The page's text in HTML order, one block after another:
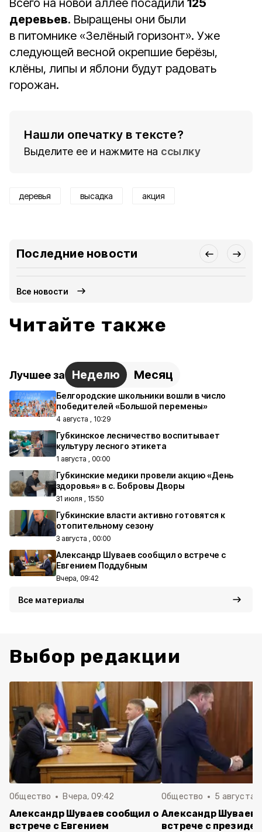
Всего на новой аллее посадили 125
деревьев. Выращены они были
в питомнике «Зелёный горизонт». Уже
следующей весной окрепшие берёзы,
клёны, липы и яблони будут радовать
горожан.
Нашли опечатку в тексте?
Выделите ее и нажмите на ссылку
деревья высадка акция
Последние новости
Все новости
Читайте также
Лучшее за Неделю Месяц
Белгородские школьники вошли в число
победителей «Большой перемены»
4 августа , 10:29
Губкинское лесничество воспитывает
культуру лесного этикета
1 августа , 00:00
Губкинские медики провели акцию «День
здоровья» в с. Бобровы Дворы
31 июля , 15:50
Губкинские власти активно готовятся к
отопительному сезону
3 августа , 00:00
Александр Шуваев сообщил о встрече с
Евгением Поддубным
Вчера, 09:42
Все материалы
Выбор редакции
Общество Вчера, 09:42
Александр Шуваев сообщил о
встрече с Евгением
Общество 5 августа ,
Александр Шуваев
встрече с